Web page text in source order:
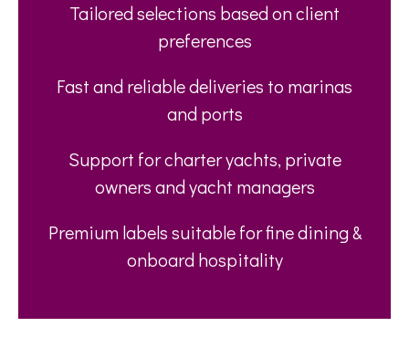
Tailored selections based on client
preferences
Fast and reliable deliveries to marinas
and ports
Support for charter yachts, private
owners and yacht managers
Premium labels suitable for fine dining &
onboard hospitality